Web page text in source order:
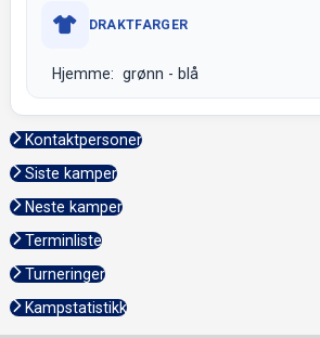
DRAKTFARGER
Hjemme: grønn - blå
Kontaktpersoner
Siste kamper
Neste kamper
Terminliste
Turneringer
Kampstatistikk